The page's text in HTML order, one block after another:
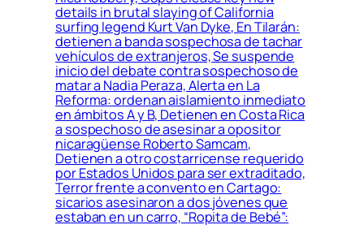
details in brutal slaying of California
surfing legend Kurt Van Dyke, En Tilarán:
detienen a banda sospechosa de tachar
vehículos de extranjeros, Se suspende
inicio del debate contra sospechoso de
matar a Nadia Peraza, Alerta en La
Reforma: ordenan aislamiento inmediato
en ámbitos A y B, Detienen en Costa Rica
a sospechoso de asesinar a opositor
nicaragüense Roberto Samcam,
Detienen a otro costarricense requerido
por Estados Unidos para ser extraditado,
Terror frente a convento en Cartago:
sicarios asesinaron a dos jóvenes que
estaban en un carro, “Ropita de Bebé”: